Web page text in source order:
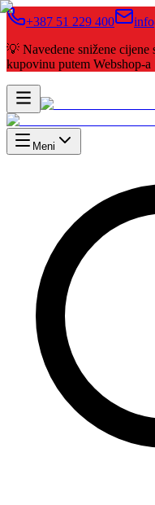
+387 51 229 400
💡 Navedene snižene
kupovinu putem Webshop-a
Meni